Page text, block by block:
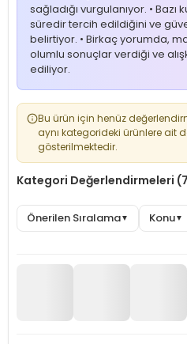
sağladığı vurgulanıyor. • Bazı
süredir tercih edildiğini ve
belirtiyor. • Birkaç yorumda,
olumlu sonuçlar verdiği ve
ediliyor.
Bu ürün için henüz
aynı kategorideki ürünlere ait
gösterilmektedir.
Kategori Değerlendirmeleri
Önerilen Sıralama▼ Konu▼